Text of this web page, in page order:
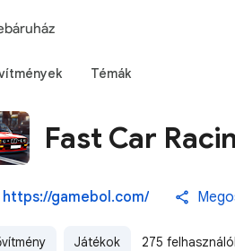
Témák
Fast Car
https://gamebol.com/
Játékok 275